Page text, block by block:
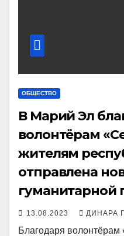
ОБЩЕСТВО
В Марий Эл
волонтёрам
жителям
отправлена
13.08.2023 ДИНАРА
Благодаря